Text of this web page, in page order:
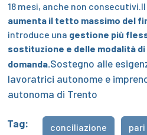
18 mesi, anche non
aumenta il tetto massimo del
introduce una gestione più
sostituzione e delle modalità
domanda. Sostegno alle
lavoratrici autonome e
autonoma di Trento
Tag: conciliazione